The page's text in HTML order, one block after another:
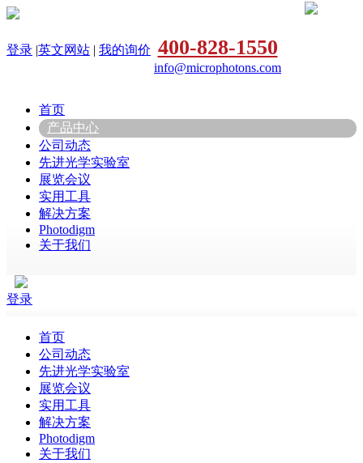
登录 |英文网站 | 我的询价 400-828-1550
info@microphotons.com
首页
产品中心
公司动态
先进光学实验室
展览会议
实用工具
解决方案
Photodigm
关于我们
登录
首页
公司动态
先进光学实验室
展览会议
实用工具
解决方案
Photodigm
关于我们